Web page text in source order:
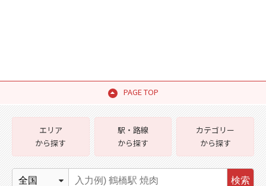
PAGE TOP
エリア
から探す
駅・路線
から探す
カテゴリー
から探す
検索